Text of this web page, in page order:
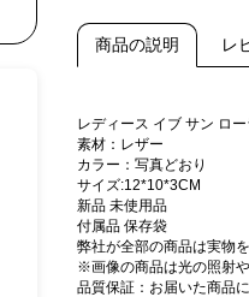
商品の説明 レ
レディース イブ サン ロ
素材：レザー
カラー：写真どおり
サイズ:12*10*3CM
新品 未使用品
付属品 保存袋
弊社が全部の商品は実物
※画像の商品は光の照射
品質保証：お届いた商品